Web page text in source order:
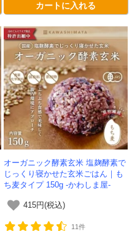
しくなりました。カートに入れる
オーガニック酵素玄米 塩麹酵素で
じっくり寝かせた玄米ごはん｜も
ち麦タイプ 150g -かわしま屋-
415円(税込)
11件